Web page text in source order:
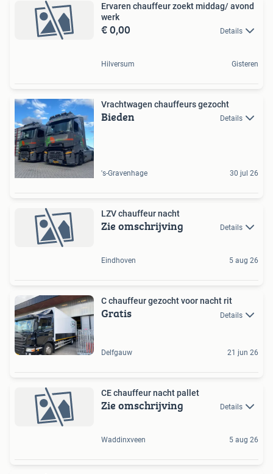
Ervaren chauffeur zoekt middag/ avond
werk
€ 0,00 Details
Hilversum Gisteren
Vrachtwagen chauffeurs gezocht
Bieden Details
's-Gravenhage 30 jul 26
LZV chauffeur nacht
Zie omschrijving Details
Eindhoven 5 aug 26
C chauffeur gezocht voor nacht rit
Gratis Details
Delfgauw 21 jun 26
CE chauffeur nacht pallet
Zie omschrijving Details
Waddinxveen 5 aug 26